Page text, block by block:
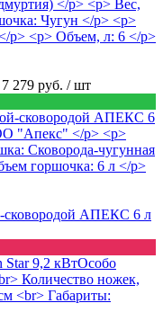
7 279 руб. / шт
сковородой АПЕКС 6 л